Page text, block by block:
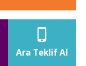
Ara Teklif Al